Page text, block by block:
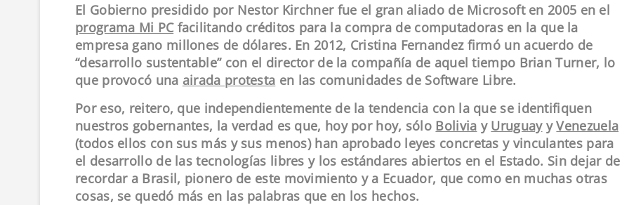
El Gobierno presidido por Nestor Kirchner fue el gran aliado de Microsoft en 2005 en el
programa Mi PCfacilitando créditos para la compra de computadoras en la que la
empresa gano millones de dólares. En 2012, Cristina Fernandez firmó un acuerdo de
“desarrollo sustentable” con el director de la compañía de aquel tiempo Brian Turner, lo
que provocó una airada protesta en las comunidades de Software Libre.
Por eso, reitero, que independientemente de la tendencia con la que se identifiquen
nuestros gobernantes, la verdad es que, hoy por hoy, sólo Bolivia y UruguayyVenezuela
(todos ellos con sus más y sus menos) han aprobado leyes concretas y vinculantes para
el desarrollo de las tecnologías libres y los estándares abiertos en el Estado. Sin dejar de
recordar a Brasil, pionero de este movimiento y a Ecuador, que como en muchas otras
cosas, se quedó más en las palabras que en los hechos.